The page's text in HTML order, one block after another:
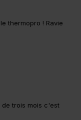
thermopro ! Ravie
de trois mois c'est